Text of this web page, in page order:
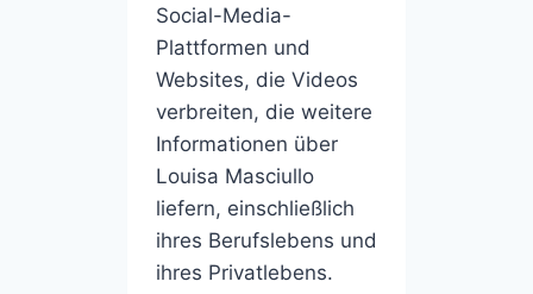
Social-Media-
Plattformen und
Websites, die Videos
verbreiten, die weitere
Informationen über
Louisa Masciullo
liefern, einschließlich
ihres Berufslebens und
ihres Privatlebens.